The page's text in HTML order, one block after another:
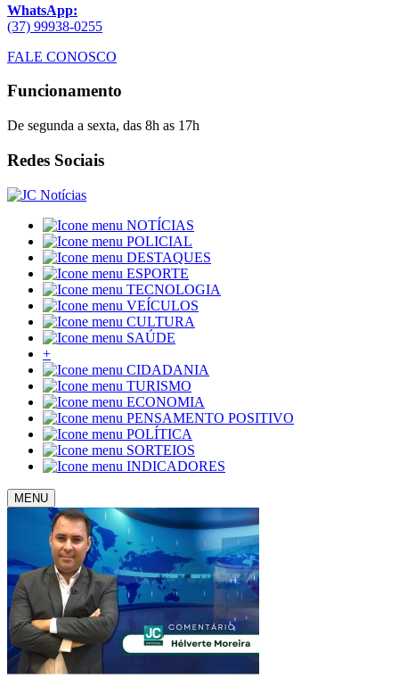
WhatsApp:
(37) 99938-0255
FALE CONOSCO
Funcionamento
De segunda a sexta, das 8h as 17h
Redes Sociais
NOTÍCIAS
POLICIAL
DESTAQUES
ESPORTE
TECNOLOGIA
VEÍCULOS
CULTURA
SAÚDE
+
CIDADANIA
TURISMO
ECONOMIA
PENSAMENTO POSITIVO
POLÍTICA
SORTEIOS
INDICADORES
MENU